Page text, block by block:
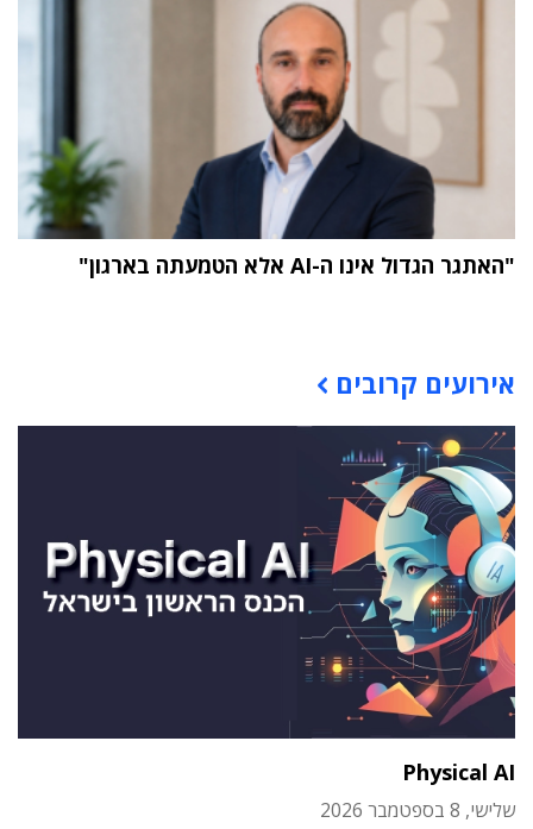
"האתגר הגדול אינו ה-AI אלא הטמעתה בארגון"
אירועים קרובים
Physical AI
שלישי, 8 בספטמבר 2026